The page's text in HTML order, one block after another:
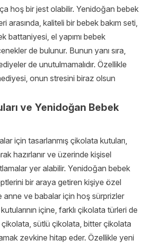
hoş bir jest olabilir. Yenidoğan bebek
arasında, kaliteli bir bebek bakım seti,
battaniyesi, el yapımı bebek
de bulunur. Bunun yanı sıra,
de unutulmamalıdır. Özellikle
onun stresini biraz olsun
ve Yenidoğan Bebek
için tasarlanmış çikolata kutuları,
hazırlanır ve üzerinde kişisel
yer alabilir. Yenidoğan bebek
bir araya getiren kişiye özel
anne ve babalar için hoş sürprizler
içine, farklı çikolata türleri de
sütlü çikolata, bitter çikolata
zevkine hitap eder. Özellikle yeni